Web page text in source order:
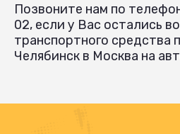
Позвоните нам по
02, если у Вас остались
транспортного средства
Челябинск в Москва на